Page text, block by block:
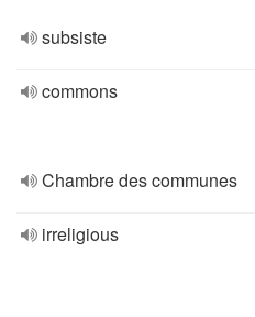
subsiste
commons
Chambre des communes
irreligious